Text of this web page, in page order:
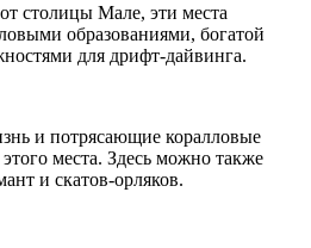
столицы Мале, эти места
образованиями, богатой
для дрифт-дайвинга.
и потрясающие коралловые
места. Здесь можно также
и скатов-орляков.